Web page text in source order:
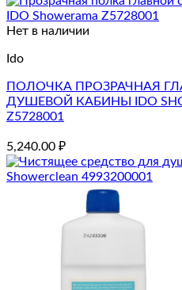
Нет в наличии
Ido
ПОЛОЧКА ПРОЗРАЧНАЯ
ДУШЕВОЙ КАБИНЫ IDO
Z5728001
5,240.00 ₽